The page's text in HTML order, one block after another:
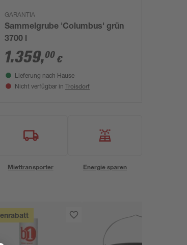
GARANTIA
Sammelgrube 'Columbus' grün
3700 l
1.359,00 €
Lieferung nach Hause
Nicht verfügbar in Troisdorf
Miettransporter Energie sparen